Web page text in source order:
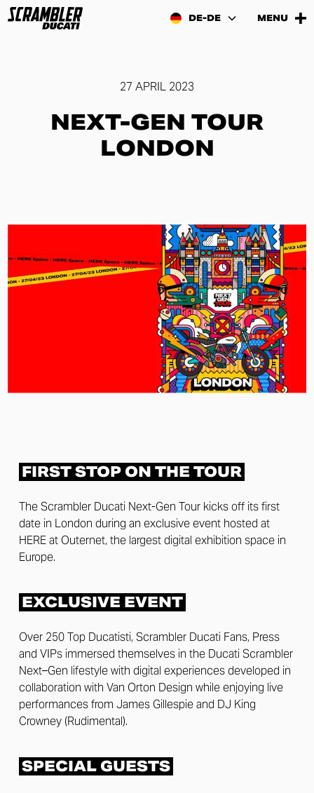
DE-DE MENU
27 APRIL 2023
NEXT-GEN TOUR
LONDON
FIRST STOP ON THE TOUR
The Scrambler Ducati Next-Gen Tour kicks off its first
date in London during an exclusive event hosted at
HERE at Outernet, the largest digital exhibition space in
Europe.
EXCLUSIVE EVENT
Over 250 Top Ducatisti, Scrambler Ducati Fans, Press
and VIPs immersed themselves in the Ducati Scrambler
Next–Gen lifestyle with digital experiences developed in
collaboration with Van Orton Design while enjoying live
performances from James Gillespie and DJ King
Crowney (Rudimental).
SPECIAL GUESTS